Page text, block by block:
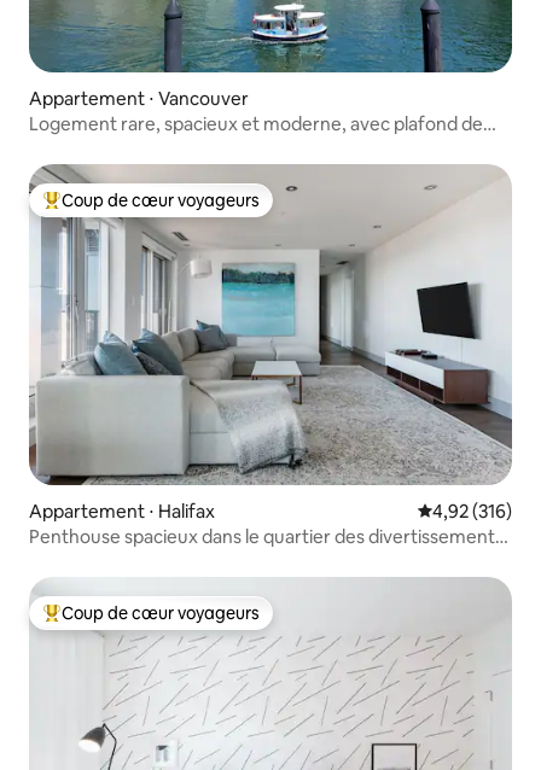
pour plus de détails importants. Faisons
tous de l'expérience AIRBNB une
expérience positive !
Appartement ⋅ Vancouver
Logement rare, spacieux et moderne, avec plafond de
Coups de cœur voyageurs les plus appréciés
Coup de cœur voyageurs
Appartement ⋅ Halifax Évaluation
4,92 (316)
Penthouse spacieux dans le quartier des divertissements
Coups de cœur voyageurs les plus appréciés
Coup de cœur voyageurs